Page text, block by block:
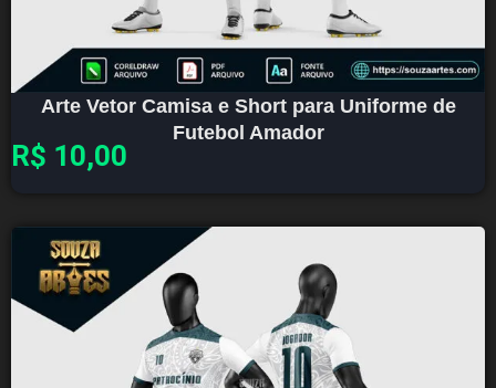
Arte Vetor Camisa e Short para Uniforme de
Futebol Amador
R$ 10,00